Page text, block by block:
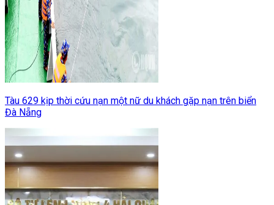
Tàu 629 kịp thời cứu nạn một nữ du khách gặp nạn trên biển
Đà Nẵng